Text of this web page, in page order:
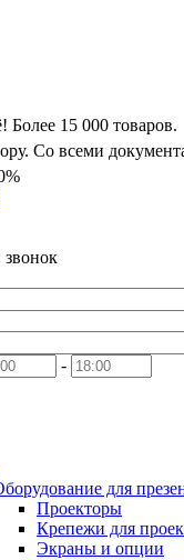
Более 15 000 товаров.
Со всеми
звонок
-
для
Проекторы
Крепежи для
Экраны и опции